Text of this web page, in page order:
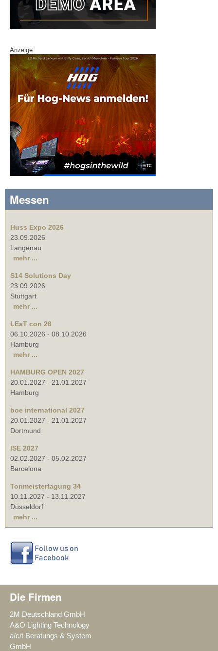
Anzeige
Messen
Huss Expo 2026
23.09.2026
Langenau
mehr ...
S14 Solutions Day
23.09.2026
Stuttgart
mehr ...
LEaT con 26
06.10.2026 - 08.10.2026
Hamburg
mehr ...
HAMBURG OPEN 2027
20.01.2027 - 21.01.2027
Hamburg
boe international 2027
20.01.2027 - 21.01.2027
Dortmund
ISE 2027
02.02.2027 - 05.02.2027
Barcelona
Tonmeistertagung 34
10.11.2027 - 13.11.2027
Düsseldorf
mehr ...
Die Firmen
2M Deutschland GmbH
A&O Lighting Technology
a/c/t Beratungs & System
GmbH